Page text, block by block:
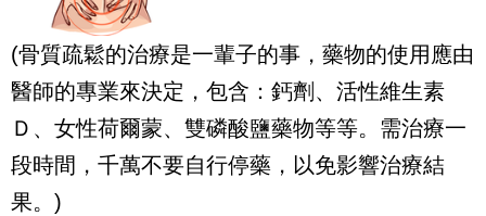
(骨質疏鬆的治療是一輩子的事，藥物的使用應由
醫師的專業來決定，包含：鈣劑、活性維生素
Ｄ、女性荷爾蒙、雙磷酸鹽藥物等等。需治療一
段時間，千萬不要自行停藥，以免影響治療結
果。)